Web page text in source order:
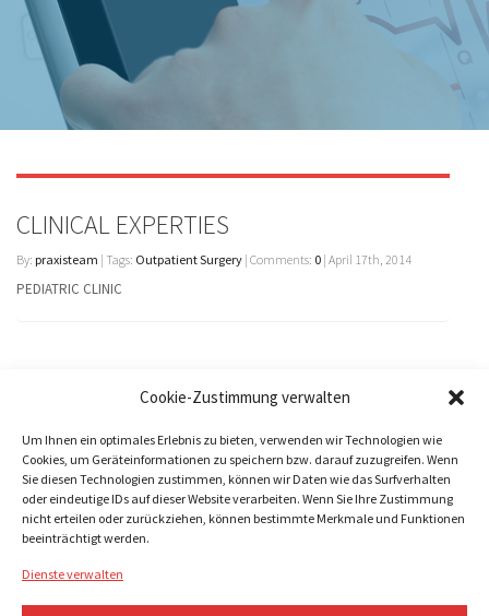
Cookie-Zustimmung verwalten
Um Ihnen ein optimales Erlebnis zu bieten, verwenden wir Technologien wie
Cookies, um Geräteinformationen zu speichern bzw. darauf zuzugreifen. Wenn
Sie diesen Technologien zustimmen, können wir Daten wie das Surfverhalten
oder eindeutige IDs auf dieser Website verarbeiten. Wenn Sie Ihre Zustimmung
nicht erteilen oder zurückziehen, können bestimmte Merkmale und Funktionen
beeinträchtigt werden.
Dienste verwalten
CLINICAL EXPERTIES
By: praxisteam | Tags: Outpatient Surgery | Comments: 0 | April 17th, 2014
PEDIATRIC CLINIC
Copyright © 2022 | UROLOGISCHE PRAXIS SCHÖNFELDER STRAßER |